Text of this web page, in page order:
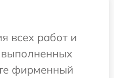
всех работ и
фирменный